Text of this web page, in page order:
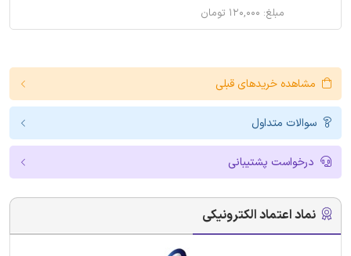
مبلغ: ۱۲۰,۰۰۰ تومان
مشاهده خریدهای قبلی
سوالات متداول
درخواست پشتیبانی
نماد اعتماد الکترونیکی